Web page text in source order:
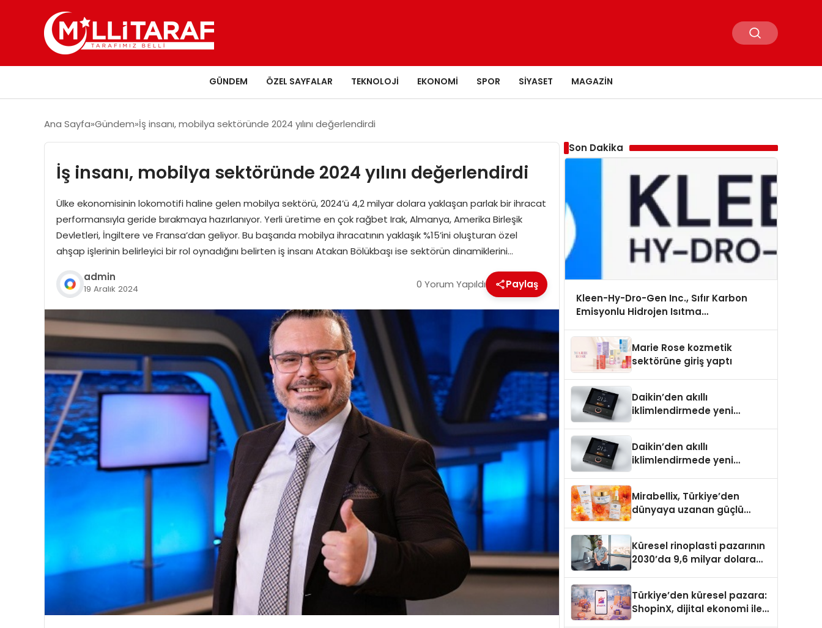
GÜNDEM ÖZEL SAYFALAR TEKNOLOJI EKONOMI SPOR SIYASET MAGAZIN
Ana Sayfa Gündem İş insanı, mobilya sektöründe 2024 yılını değerlendirdi
İş insanı, mobilya sektöründe 2024 yılını değerlendirdi
Ülke ekonomisinin lokomotifi haline gelen mobilya sektörü, 2024’ü 4,2 milyar dolara yaklaşan parlak bir ihracat
performansıyla geride bırakmaya hazırlanıyor. Yerli üretime en çok rağbet Irak, Almanya, Amerika Birleşik
Devletleri, İngiltere ve Fransa’dan geliyor. Bu başarıda mobilya ihracatının yaklaşık %15’ini oluşturan özel
ahşap işlerinin belirleyici bir rol oynadığını belirten iş insanı Atakan Bölükbaşı ise sektörün dinamiklerini…
admin
19 Aralık 2024 0 Yorum Yapıldı Paylaş
Son Dakika
Kleen-Hy-Dro-Gen Inc., Sıfır Karbon
Emisyonlu Hidrojen Isıtma
Onaylarını Aldı
Marie Rose kozmetik
sektörüne giriş yaptı
Daikin’den akıllı
iklimlendirmede yeni
Daikin’den akıllı
iklimlendirmede yeni
Mirabellix, Türkiye’den
dünyaya uzanan güçlü
Küresel rinoplasti pazarının
2030’da 9,6 milyar dolara
Türkiye’den küresel pazara:
ShopinX, dijital ekonomi ile